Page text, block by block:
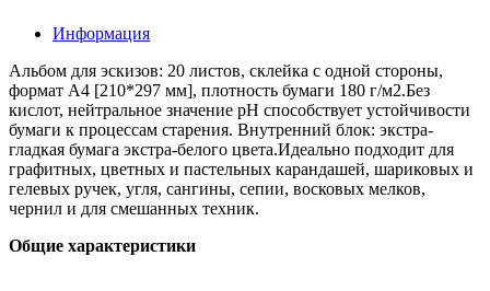
Информация
Альбом для эскизов: 20 листов, склейка с одной стороны,
формат А4 [210*297 мм], плотность бумаги 180 г/м2.Без
кислот, нейтральное значение рН способствует устойчивости
бумаги к процессам старения. Внутренний блок: экстра-
гладкая бумага экстра-белого цвета.Идеально подходит для
графитных, цветных и пастельных карандашей, шариковых и
гелевых ручек, угля, сангины, сепии, восковых мелков,
чернил и для смешанных техник.
Общие характеристики